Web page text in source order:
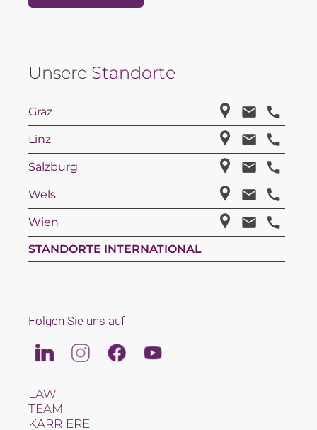
Unsere Standorte
Graz
Linz
Salzburg
Wels
Wien
STANDORTE INTERNATIONAL
Folgen Sie uns auf
LinkedinInstagramFacebookYoutube
LAW
TEAM
KARRIERE